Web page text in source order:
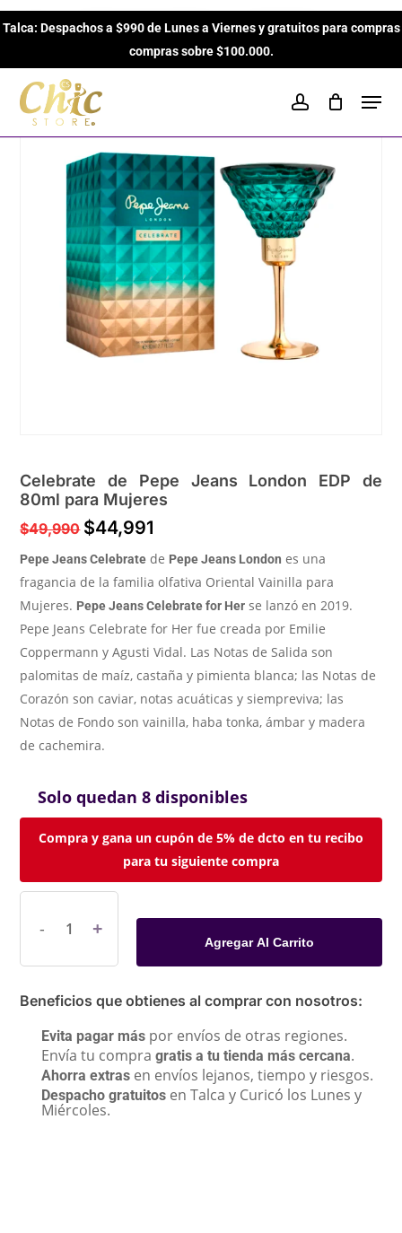
Skip
to
content
Talca: Despachos a $990 de Lunes a Viernes y gratuitos para compras
compras sobre $100.000.
account
Inicio Perfumes para Mujeres
Amaderados
Celebrate de Pepe Jeans London EDP de 80ml para Mujeres
Celebrate de Pepe Jeans London EDP de
80ml para Mujeres
$49,990 $44,991
Pepe Jeans Celebrate de Pepe Jeans London es una
fragancia de la familia olfativa Oriental Vainilla para
Mujeres. Pepe Jeans Celebrate for Her se lanzó en 2019.
Pepe Jeans Celebrate for Her fue creada por Emilie
Coppermann y Agusti Vidal. Las Notas de Salida son
palomitas de maíz, castaña y pimienta blanca; las Notas de
Corazón son caviar, notas acuáticas y siempreviva; las
Notas de Fondo son vainilla, haba tonka, ámbar y madera
de cachemira.
Solo quedan 8 disponibles
Compra y gana un cupón de 5% de dcto en tu recibo
para tu siguiente compra
Agregar Al Carrito
Beneficios que obtienes al comprar con nosotros:
Evita pagar más por envíos de otras regiones.
Envía tu compragratis a tu tienda más cercana.
Ahorra extras en envíos lejanos, tiempo y riesgos.
Despacho gratuitos en Talca y Curicó los Lunes y
Miércoles.